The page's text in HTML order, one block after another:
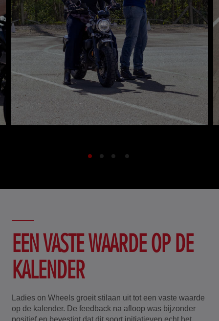
EEN VASTE WAARDE OP DE
KALENDER
Ladies on Wheels groeit stilaan uit tot een vaste waarde
op de kalender. De feedback na afloop was bijzonder
positief en bevestigt dat dit soort initiatieven echt het